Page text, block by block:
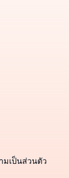
มเป็นส่วนตัว